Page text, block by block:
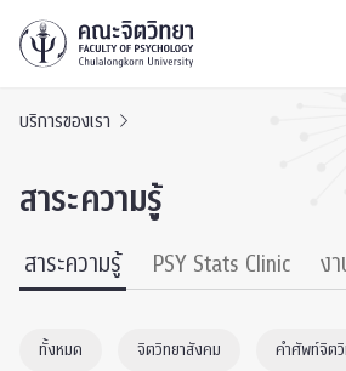
บริการของเรา
สาระความรู้
สาระความรู้ PSY Stats Clinic ง
ทั้งหมด จิตวิทยาสังคม คำศัพท์จิต